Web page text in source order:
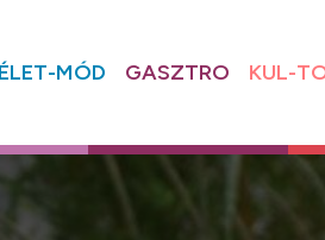
ÉLET-MÓD GASZTRO KUL-